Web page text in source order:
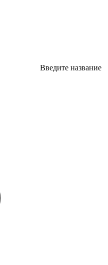
Введите название